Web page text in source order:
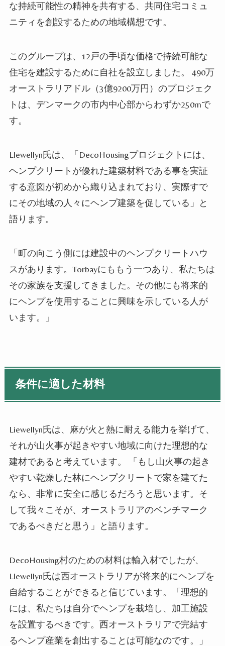
な持続可能性の精神を共有する、共同住宅コミュ
ニティを創設するための地域構想です。
このグループは、12戸の手頃な価格で持続可能な
住宅を建設するために自社を設立しました。 490万
オーストラリアドル（3億9200万円）のプロジェク
トは、デンマークの市内中心部からわずか250mで
す。
Llewellyn氏は、「DecoHousingプロジェクトには、
ヘンプクリートが優れた建築材料である事を実証
する意図が初めから織り込まれており、実際すで
にその地域の人々にヘンプ建築を促している」と
語ります。
「町の向こう側には建設中のヘンプクリートハウ
スがあります。Torbayにももう一つあり、私たちは
その家族を支援してきました。その他にも将来的
にヘンプを使用することに興味を示している人が
います。」
条件に適した材料
Liewellyn氏は、麻が火と熱に耐える能力を挙げて、
それが山火事が起きやすい地域に向けた理想的な
建材であると考えています。 「もし山火事の起き
やすい乾燥した林にヘンプクリートで家を建てた
なら、非常に安全に感じるだろうと思います。そ
して我々こそが、オーストラリアのベンチマーク
であるべきだと思う」と語ります。
DecoHousing村のための材料は輸入材でしたが、
Llewellyn氏は西オーストラリアが将来的にヘンプを
自給することができると信じています。「理想的
には、私たちは自分でヘンプを栽培し、加工施設
を設置するべきです。西オーストラリアで完結す
るヘンプ産業を創出することは可能なのです。」